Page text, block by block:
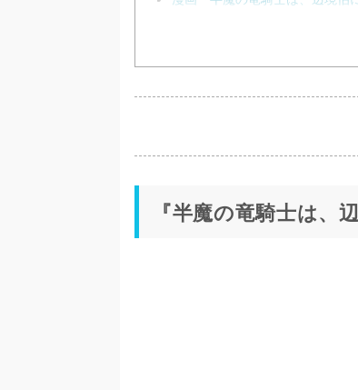
『半魔の竜騎士は、